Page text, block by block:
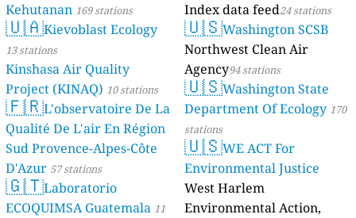
Kehutanan 169 stations
🇺🇦Kievoblast Ecology
13 stations
Kinshasa Air Quality
Project (KINAQ) 10 stations
🇫🇷L'observatoire De La
Qualité De L'air En Région
Sud Provence-Alpes-Côte
D'Azur 57 stations
🇬🇹Laboratorio
ECOQUIMSA Guatemala 11
Index data feed24 stations
🇺🇸Washington SCSB
Northwest Clean Air
Agency94 stations
🇺🇸Washington State
Department Of Ecology 170
stations
🇺🇸WE ACT For
Environmental Justice
West Harlem
Environmental Action,